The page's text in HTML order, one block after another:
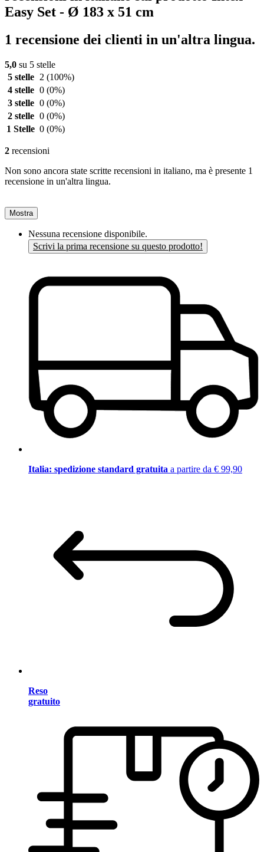
Easy Set - Ø 183 x 51 cm
1 recensione dei clienti in un'altra lingua.
5,0 su 5 stelle
5 stelle
2 (100%)
4 stelle 0 (0%)
3 stelle 0 (0%)
2 stelle 0 (0%)
1 Stelle 0 (0%)
2 recensioni
Non sono ancora state scritte recensioni in italiano, ma è presente 1
recensione in un'altra lingua.
Mostra
Nessuna recensione disponibile.
Scrivi la prima recensione su questo prodotto!
Italia: spedizione standard gratuita a partire da € 99,90
Reso
gratuito